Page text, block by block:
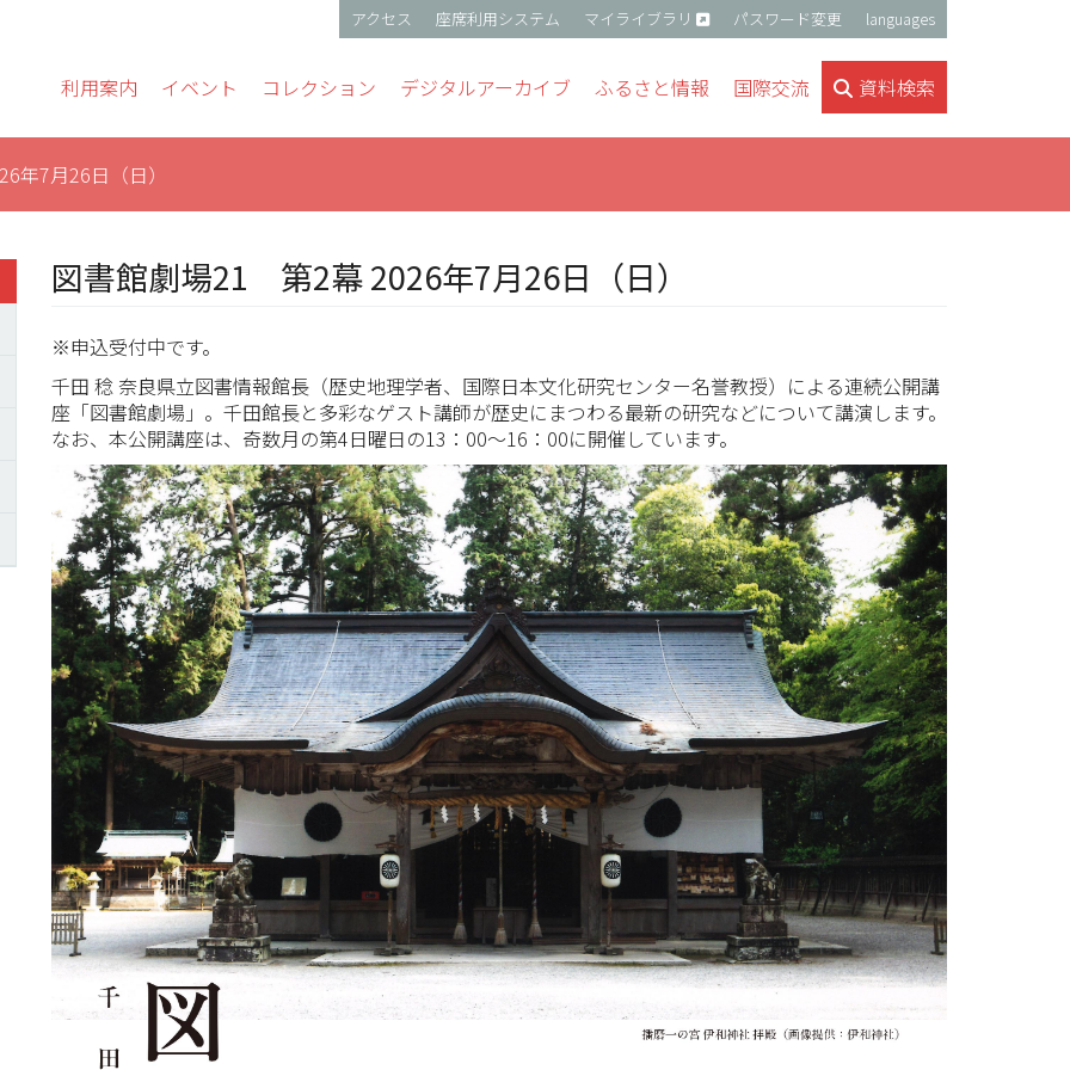
アクセス 座席利用システム マイライブラリ パスワード変更 languages
利用案内 イベント コレクション デジタルアーカイブ ふるさと情報 国際交流 資料検索
7月26日（日）
図書館劇場21 第2幕 2026年7月26日（日）
※申込受付中です。
千田 稔 奈良県立図書情報館長（歴史地理学者、国際日本文化研究センター名誉教授）による連続公開講
座「図書館劇場」。千田館長と多彩なゲスト講師が歴史にまつわる最新の研究などについて講演します。
なお、本公開講座は、奇数月の第4日曜日の13：00～16：00に開催しています。